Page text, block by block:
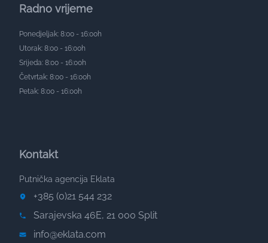
Radno vrijeme
Ponedjeljak: 8:00 - 16:00h
Utorak: 8:00 - 16:00h
Srijeda: 8:00 - 16:00h
Četvrtak: 8:00 - 16:00h
Petak: 8:00 - 16:00h
Kontakt
Putnička agencija Eklata
+385 (0)21 544 232
Sarajevska 46E, 21 000 Split
info@eklata.com